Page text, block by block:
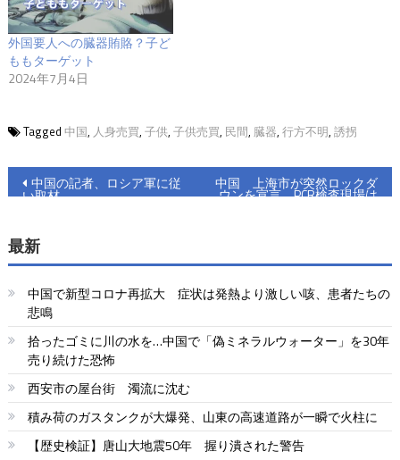
外国要人への臓器賄賂？子ど
ももターゲット
2024年7月4日
Tagged 中国, 人身売買, 子供, 子供売買, 民間, 臓器, 行方不明, 誘拐
投
ナ
ビ
ゲ
ー
シ
ョ
ン
中国の記者、ロシア軍に従
い取材
中国 上海市が突然ロックダ
ウンを宣言 PCR検査現場は
最新
中国で新型コロナ再拡大 症状は発熱より激しい咳、患者たちの
悲鳴
拾ったゴミに川の水を…中国で「偽ミネラルウォーター」を30年
売り続けた恐怖
西安市の屋台街 濁流に沈む
積み荷のガスタンクが大爆発、山東の高速道路が一瞬で火柱に
【歴史検証】唐山大地震50年 握り潰された警告